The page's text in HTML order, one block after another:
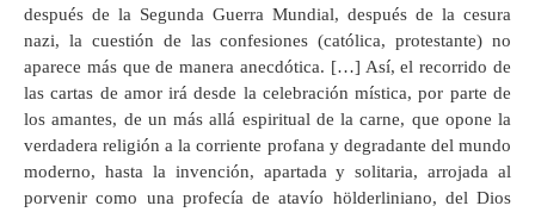
después de la Segunda Guerra Mundial, después de la cesura
nazi, la cuestión de las confesiones (católica, protestante) no
aparece más que de manera anecdótica. […] Así, el recorrido de
las cartas de amor irá desde la celebración mística, por parte de
los amantes, de un más allá espiritual de la carne, que opone la
verdadera religión a la corriente profana y degradante del mundo
moderno, hasta la invención, apartada y solitaria, arrojada al
porvenir como una profecía de atavío hölderliniano, del Dios